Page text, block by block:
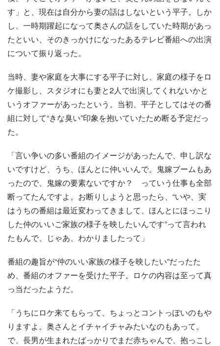
す」と、現在は自分から妻の話はしないという平子。しか
し、一時期躍起になって奥さんの話をしていた時期があっ
たといい、そのきっかけになったあるテレビ番組への出演
について振り返った。
当時、妻や家庭を大事にする平子に対し、家庭の様子をロ
ケ撮影し、スタジオにも妻と2人で出演してくれないかと
いうオファーがあったという。当初、平子としてはその番
組に対して“きな臭い”印象を抱いていたため断る予定だっ
た。
「言い争いの多い番組のイメージがあったんで、申し訳な
いですけど、うち、ほんとに仲いいんで。鬼嫁ブームもあ
ったので、鬼嫁の要素ないですか？ っていう仕事も全部
断ってたんですよ。お断りしようと思ったら、“いや、実
はうちの番組は最近変わってきまして、ほんとにほっこり
した仲のいいご家族の様子を映したいんです”って言われ
たもんで、じゃあ、わかりましたって」
番組の趣旨が“仲のいい家族の様子を映したい”だったた
め、番組のオファーを受けた平子。ロケの内容は至って真
っ当だったようだ。
「うちにロケ来てもらって、ちょっとコントっぽいのもや
りますよ。奥さんとイチャイチャみたいなのもあって。
で、長男が生まれたばっかりでまだ赤ちゃんで、抱っこし